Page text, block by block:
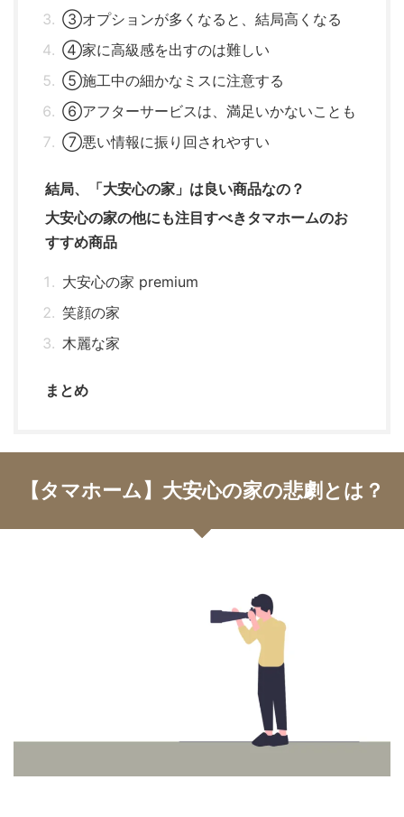
③オプションが多くなると、結局高くなる
④家に高級感を出すのは難しい
⑤施工中の細かなミスに注意する
⑥アフターサービスは、満足いかないことも
⑦悪い情報に振り回されやすい
結局、「大安心の家」は良い商品なの？
大安心の家の他にも注目すべきタマホームのお
すすめ商品
大安心の家 premium
笑顔の家
木麗な家
まとめ
【タマホーム】大安心の家の悲劇とは？